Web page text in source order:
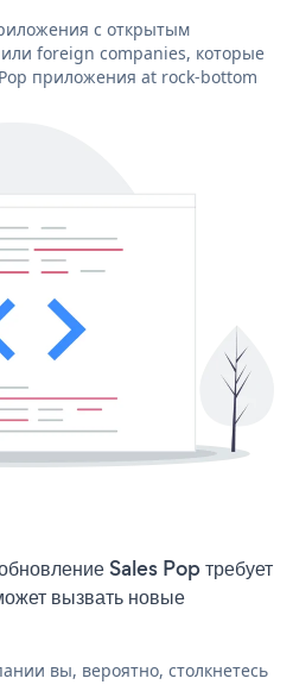
с открытым
foreign companies, которые
приложения at rock-bottom
Sales Pop требует
вызвать новые
вы, вероятно, столкнетесь